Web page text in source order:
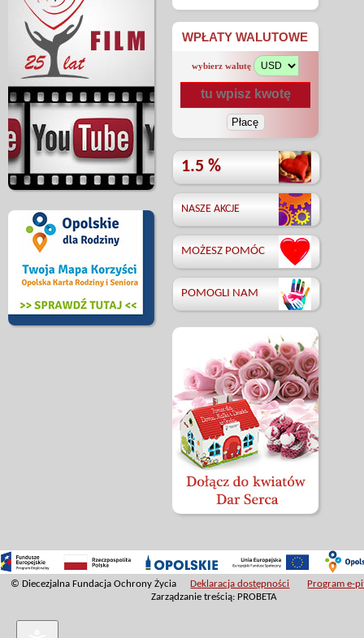
WPŁATY WALUTOWE
wybierz walutę
1.5 %
NASZE AKCJE
MOŻESZ POMÓC
POMOGLI NAM
© Diecezjalna Fundacja Ochrony Życia Deklaracja dostępności
Program e-
Zarządzanie treścią: PROBETA